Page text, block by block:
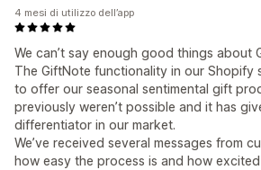
We can’t say enough good things about
The GiftNote functionality in our Shopify
to offer our seasonal sentimental gift
previously weren’t possible and it has
differentiator in our market.
We’ve received several messages from
how easy the process is and how
4 mesi di utilizzo dell’app